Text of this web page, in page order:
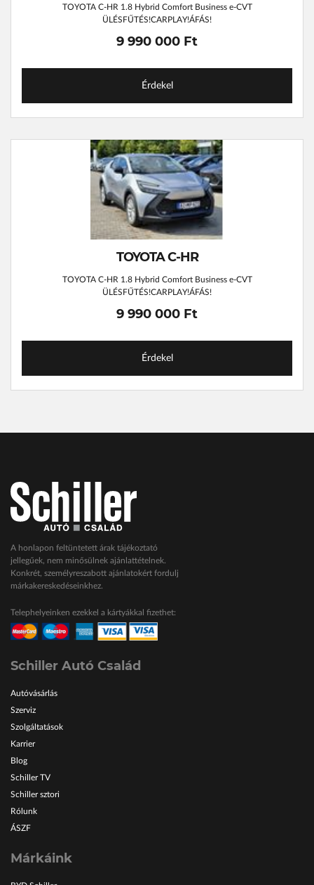
TOYOTA C-HR 1.8 Hybrid Comfort Business e-CVT
ÜLÉSFŰTÉS!CARPLAY!ÁFÁS!
9 990 000 Ft
Érdekel
TOYOTA C-HR
TOYOTA C-HR 1.8 Hybrid Comfort Business e-CVT
ÜLÉSFŰTÉS!CARPLAY!ÁFÁS!
9 990 000 Ft
Érdekel
A honlapon feltüntetett árak tájékoztató
jellegűek, nem minősülnek ajánlattételnek.
Konkrét, személyreszabott ajánlatokért fordulj
márkakereskedéseinkhez.
Telephelyeinken ezekkel a kártyákkal fizethet:
Schiller Autó Család
Autóvásárlás
Szerviz
Szolgáltatások
Karrier
Blog
Schiller TV
Schiller sztori
Rólunk
ÁSZF
Márkáink